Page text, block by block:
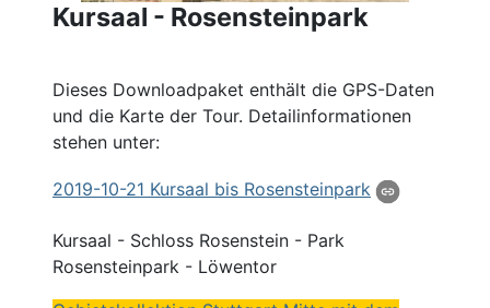
Kursaal - Rosensteinpark
Dieses Downloadpaket enthält die GPS-Daten
und die Karte der Tour. Detailinformationen
stehen unter:
2019-10-21 Kursaal bis Rosensteinpark
Kursaal - Schloss Rosenstein - Park
Rosensteinpark - Löwentor